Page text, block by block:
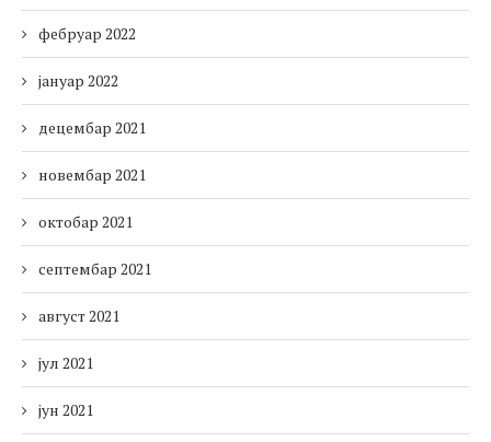
фебруар 2022
јануар 2022
децембар 2021
новембар 2021
октобар 2021
септембар 2021
август 2021
јул 2021
јун 2021